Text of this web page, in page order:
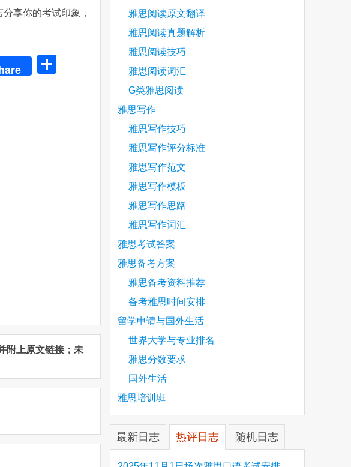
享你的考试印象，
附上原文链接；未
雅思阅读原文翻译
雅思阅读真题解析
雅思阅读技巧
雅思阅读词汇
G类雅思阅读
雅思写作
雅思写作技巧
雅思写作评分标准
雅思写作范文
雅思写作模板
雅思写作思路
雅思写作词汇
雅思考试答案
雅思备考方案
雅思备考资料推荐
备考雅思时间安排
留学申请与国外生活
世界大学与专业排名
雅思分数要求
国外生活
雅思培训班
最新日志 热评日志 随机日志